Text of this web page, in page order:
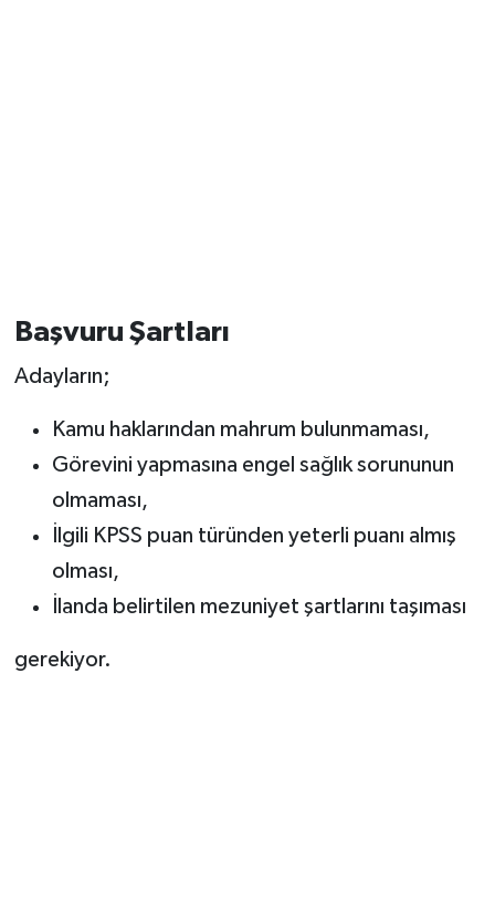
Başvuru Şartları
Adayların;
Kamu haklarından mahrum bulunmaması,
Görevini yapmasına engel sağlık sorununun
olmaması,
İlgili KPSS puan türünden yeterli puanı almış
olması,
İlanda belirtilen mezuniyet şartlarını taşıması
gerekiyor.